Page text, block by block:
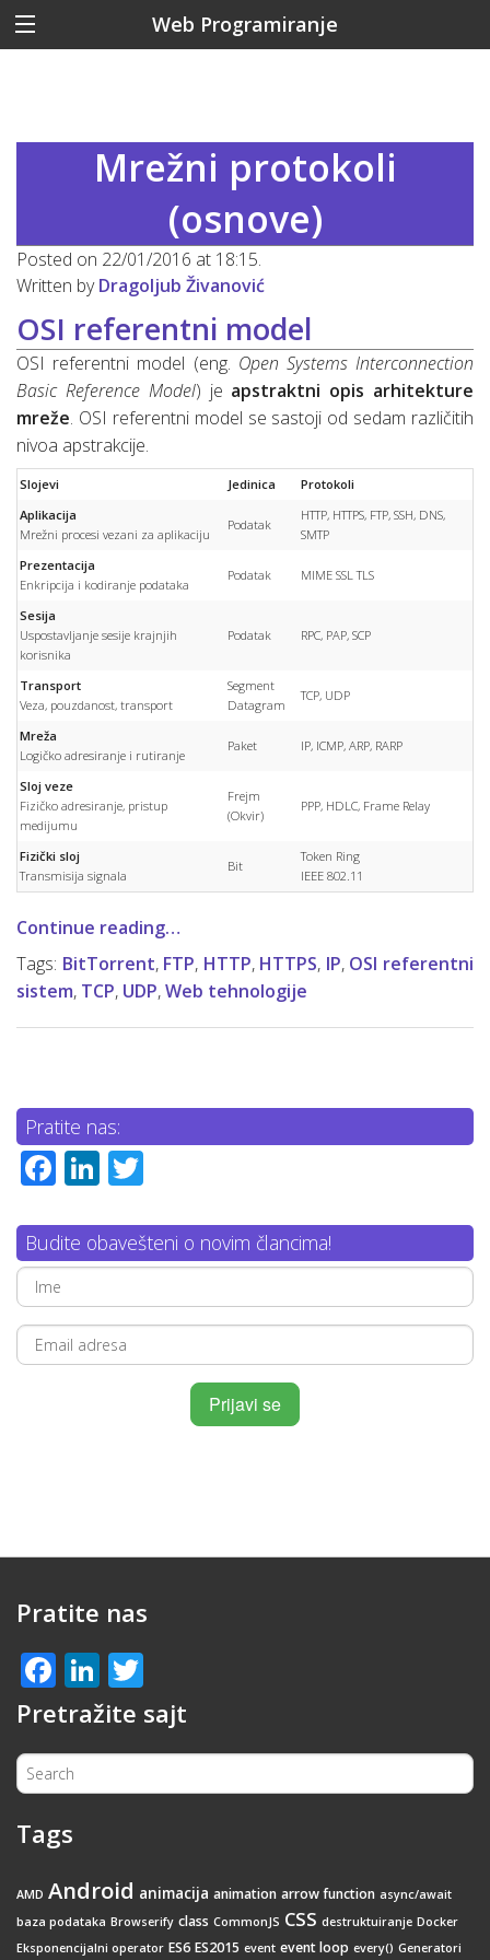
Web Programiranje
Mrežni protokoli
(osnove)
Posted on 22/01/2016 at 18:15.
Written byDragoljub Živanović
OSI referentni model
OSI referentni model (eng. Open Systems Interconnection
Basic Reference Model) je apstraktni opis arhitekture
mreže. OSI referentni model se sastoji od sedam različitih
nivoa apstrakcije.
Slojevi Jedinica
Protokoli
Aplikacija
Mrežni procesi vezani za aplikaciju
Podatak
HTTP, HTTPS, FTP, SSH, DNS,
SMTP
Prezentacija
Enkripcija i kodiranje podataka
Podatak MIME SSL TLS
Sesija
Uspostavljanje sesije krajnjih
korisnika
Podatak RPC, PAP, SCP
Transport
Veza, pouzdanost, transport
Segment
Datagram
TCP, UDP
Mreža
Logičko adresiranje i rutiranje
Paket IP, ICMP, ARP, RARP
Sloj veze
Fizičko adresiranje, pristup
medijumu
Frejm
(Okvir)
PPP, HDLC, Frame Relay
Fizički sloj
Transmisija signala
Bit
Token Ring
IEEE 802.11
Continue reading…
Tags: BitTorrent, FTP, HTTP, HTTPS, IP, OSI referentni
sistem, TCP, UDP,Web tehnologije
Pratite nas:
Facebook
LinkedIn
Budite obavešteni o novim člancima!
Pratite nas
Facebook
LinkedIn
Pretražite sajt
Tags
AMD Android animacija animation arrow function async/await
baza podataka Browserify class CommonJS CSS destruktuiranje Docker
Eksponencijalni operator ES6 ES2015 event event loop every() Generatori